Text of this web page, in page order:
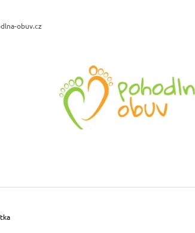
obuv.cz
CO POTŘEBUJETE NAJÍT?
HLEDAT
WD/BRUSA DÁMSKÁ
Kč